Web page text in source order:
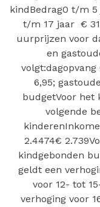
kindBedrag0 t/m 5
t/m 17 jaar €
uurprijzen voor
en
6,95;
budgetVoor het
volgende
2.4474€
kindgebonden
geldt een
voor 12- tot
verhoging voor